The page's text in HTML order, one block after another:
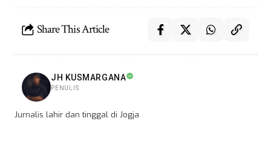
Share This Article
JH KUSMARGANA
PENULIS
Jurnalis lahir dan tinggal di Jogja